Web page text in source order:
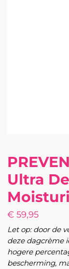
Ultra
€ 59,95
Let op: door de
deze dagcrème
hogere
bescherming,